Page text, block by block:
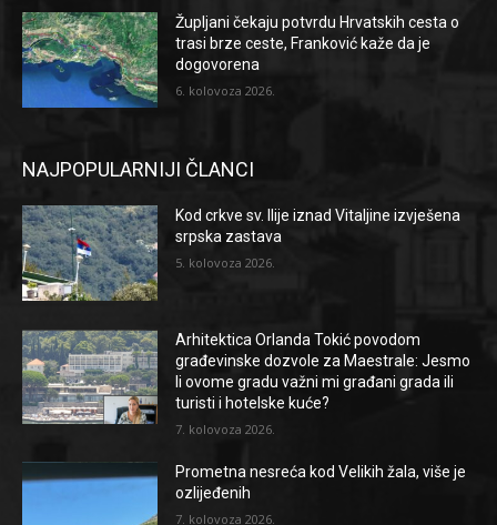
Župljani čekaju potvrdu Hrvatskih cesta o
trasi brze ceste, Franković kaže da je
dogovorena
6. kolovoza 2026.
NAJPOPULARNIJI ČLANCI
Kod crkve sv. Ilije iznad Vitaljine izvješena
srpska zastava
5. kolovoza 2026.
Arhitektica Orlanda Tokić povodom
građevinske dozvole za Maestrale: Jesmo
li ovome gradu važni mi građani grada ili
turisti i hotelske kuće?
7. kolovoza 2026.
Prometna nesreća kod Velikih žala, više je
ozlijeđenih
7. kolovoza 2026.